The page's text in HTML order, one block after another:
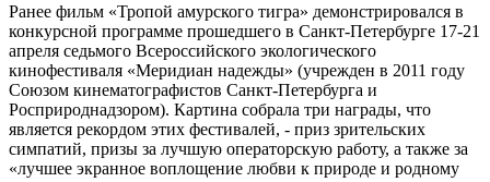
Ранее фильм «Тропой амурского тигра» демонстрировался в
конкурсной программе прошедшего в Санкт-Петербурге 17-21
апреля седьмого Всероссийского экологического
кинофестиваля «Меридиан надежды» (учрежден в 2011 году
Союзом кинематографистов Санкт-Петербурга и
Росприроднадзором). Картина собрала три награды, что
является рекордом этих фестивалей, - приз зрительских
симпатий, призы за лучшую операторскую работу, а также за
«лучшее экранное воплощение любви к природе и родному